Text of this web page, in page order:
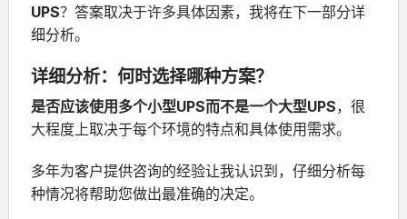
UPS？答案取决于许多具体因素，我将在下一部分详
细分析。
详细分析：何时选择哪种方案？
是否应该使用多个小型UPS而不是一个大型UPS，很
大程度上取决于每个环境的特点和具体使用需求。
多年为客户提供咨询的经验让我认识到，仔细分析每
种情况将帮助您做出最准确的决定。